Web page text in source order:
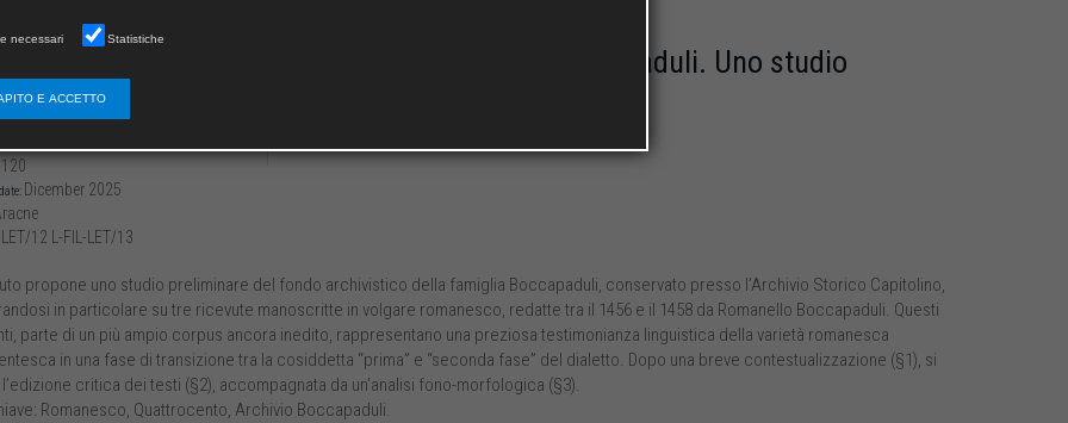
romanesche (1456-1458) dalle carte Boccapaduli. Uno studio
degli scritti familiari
Dicember 2025
LET/12 L-FIL-LET/13
propone uno studio preliminare del fondo archivistico della famiglia Boccapaduli, conservato presso l’Archivio Storico Capitolino,
in particolare su tre ricevute manoscritte in volgare romanesco, redatte tra il 1456 e il 1458 da Romanello Boccapaduli. Questi
parte di un più ampio corpus ancora inedito, rappresentano una preziosa testimonianza linguistica della varietà romanesca
in una fase di transizione tra la cosiddetta “prima” e “seconda fase” del dialetto. Dopo una breve contestualizzazione (§1), si
critica dei testi (§2), accompagnata da un’analisi fono-morfologica (§3).
Romanesco, Quattrocento, Archivio Boccapaduli.
necessari Statistiche
E ACCETTO